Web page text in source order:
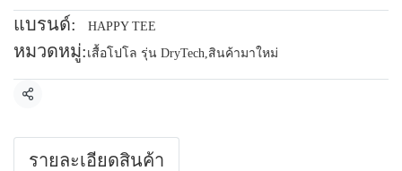
แบรนด์: HAPPY TEE
หมวดหมู่: เสื้อโปโล รุ่น DryTech,สินค้ามาใหม่
แชร์
รายละเอียดสินค้า